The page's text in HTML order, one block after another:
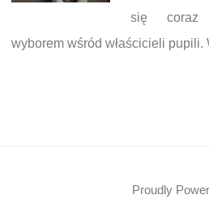
się coraz
wyborem wśród właścicieli
Proudly